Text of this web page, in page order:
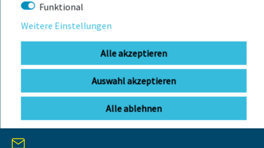
Stuttgarter Str. 72 78628 Rottweil-
0741 206770-00
Telefonzeiten:
Funktional
Weitere Einstellungen
Alle akzeptieren
Auswahl akzeptieren
Alle ablehnen